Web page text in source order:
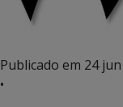
Publicado em 24
•